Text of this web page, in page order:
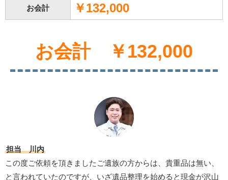
お会計 ￥132,000
お会計 ￥132,000
担当 川内
この度ご依頼を頂きましたご遺族の方からは、貴重品は無い、
と言われていたのですが、いざ遺品整理を始めると現金が沢山